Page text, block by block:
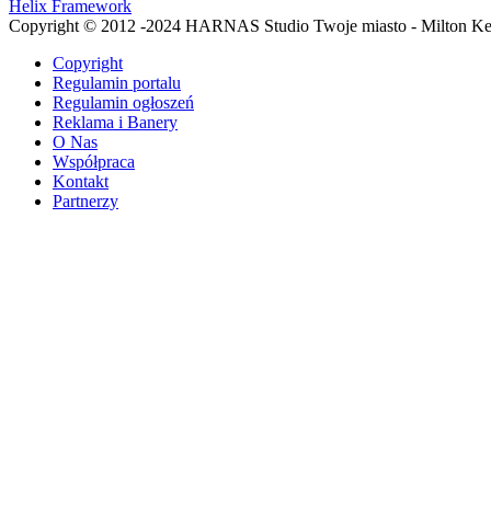
Helix Framework
Copyright © 2012 -2024 HARNAS Studio Twoje miasto - Milton
Copyright
Regulamin portalu
Regulamin ogłoszeń
Reklama i Banery
O Nas
Współpraca
Kontakt
Partnerzy